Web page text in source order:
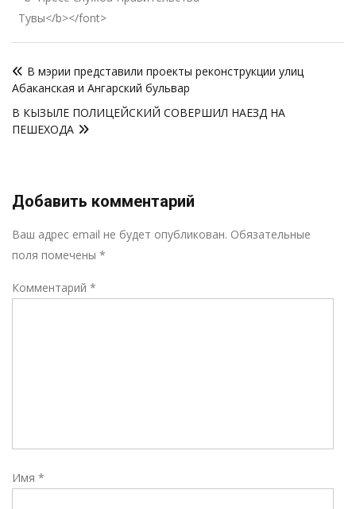
Тувы</b></font>
по
записям
В мэрии представили проекты реконструкции улиц
Абаканская и Ангарский бульвар
В КЫЗЫЛЕ ПОЛИЦЕЙСКИЙ СОВЕРШИЛ НАЕЗД НА
ПЕШЕХОДА
Добавить комментарий
Ваш адрес email не будет опубликован. Обязательные
поля помечены *
Комментарий *
Имя *